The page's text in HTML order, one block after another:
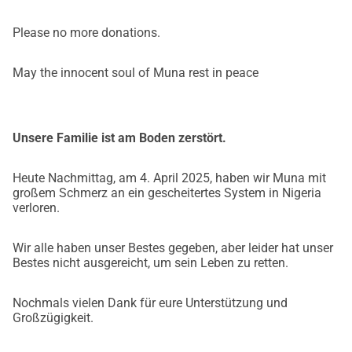
schließt ihn in eure Gebete ein!
Khadija, Raphael, Shedrach, Sonia, Clemens, Lena, Niki,
Kontakt für Anfragen:
eviction from hospital over unpaid bills. His life is in
serious danger - Help us.
old nephew/cousin Munachimso (shortly called Muna) is
seriously ill and his life is in danger.
Please no more donations.
May the innocent soul of Muna rest in peace
Unsere Familie ist am Boden zerstört.
Heute Nachmittag, am 4. April 2025, haben wir Muna mit
großem Schmerz an ein gescheitertes System in Nigeria
verloren.
Wir alle haben unser Bestes gegeben, aber leider hat unser
Bestes nicht ausgereicht, um sein Leben zu retten.
Nochmals vielen Dank für eure Unterstützung und
Großzügigkeit.